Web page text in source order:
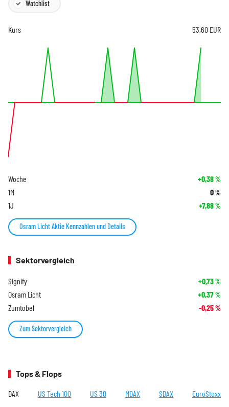
Watchlist
Kurs 53,60 EUR
Woche +0,38%
1M 0%
1J +7,88%
Osram Licht Aktie Kennzahlen und Details
Sektorvergleich
Signify +0,73%
Osram Licht +0,37%
Zumtobel -0,25%
Zum Sektorvergleich
Tops & Flops
DAX US Tech 100 US 30 MDAX SDAX EuroStoxx